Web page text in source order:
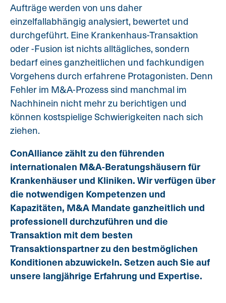
Aufträge werden von uns daher
einzelfallabhängig analysiert, bewertet und
durchgeführt. Eine Krankenhaus-Transaktion
oder -Fusion ist nichts alltägliches, sondern
bedarf eines ganzheitlichen und fachkundigen
Vorgehens durch erfahrene Protagonisten. Denn
Fehler im M&A-Prozess sind manchmal im
Nachhinein nicht mehr zu berichtigen und
können kostspielige Schwierigkeiten nach sich
ziehen.
ConAlliance zählt zu den führenden
internationalen M&A-Beratungshäusern für
Krankenhäuser und Kliniken. Wir verfügen über
die notwendigen Kompetenzen und
Kapazitäten, M&A Mandate ganzheitlich und
professionell durchzuführen und die
Transaktion mit dem besten
Transaktionspartner zu den bestmöglichen
Konditionen abzuwickeln. Setzen auch Sie auf
unsere langjährige Erfahrung und Expertise.